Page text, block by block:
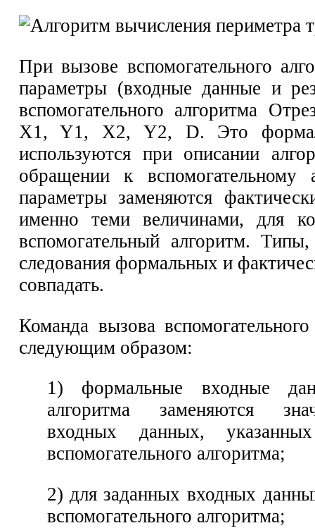
При вызове вспомогательного
параметры (входные данные и
вспомогательного алгоритма
X1, Y1, Х2, Y2, D. Это
используются при описании
обращении к вспомогательному
параметры заменяются
именно теми величинами, для
вспомогательный алгоритм.
следования формальных и
совпадать.
Команда вызова
следующим образом:
1) формальные входные
алгоритма заменяются
входных данных,
вспомогательного алгоритма;
2) для заданных входных
вспомогательного алгоритма;